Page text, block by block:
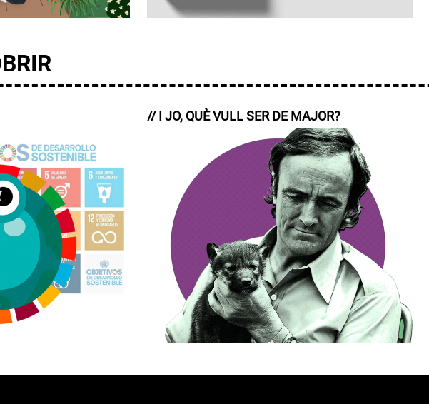
// I JO, QUÈ VULL SER DE MAJOR?